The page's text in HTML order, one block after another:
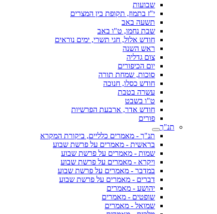
שבועות
י"ז בתמוז, תקופת בין המצרים
תשעה באב
שבת נחמו, ט"ו באב
חודש אלול, חגי תשרי, ימים נוראים
ראש השנה
צום גדליה
יום הכיפורים
סוכות, שמחת תורה
חודש כסלו, חנוכה
עשרה בטבת
ט"ו בשבט
חודש אדר, ארבעת הפרשיות
פורים
תנ"ך
תנ"ך - מאמרים כלליים, ביקורת המקרא
בראשית - מאמרים על פרשת שבוע
שמות - מאמרים על פרשת שבוע
ויקרא - מאמרים על פרשת שבוע
במדבר - מאמרים על פרשת שבוע
דברים - מאמרים על פרשת שבוע
יהושע - מאמרים
שופטים - מאמרים
שמואל - מאמרים